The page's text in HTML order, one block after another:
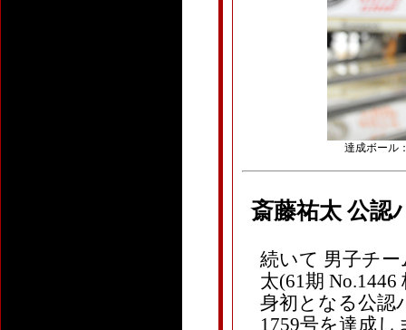
達成ボール
斎藤祐太 公認
続いて 男子チ
太(61期
身初となる公認
1759号を達成し